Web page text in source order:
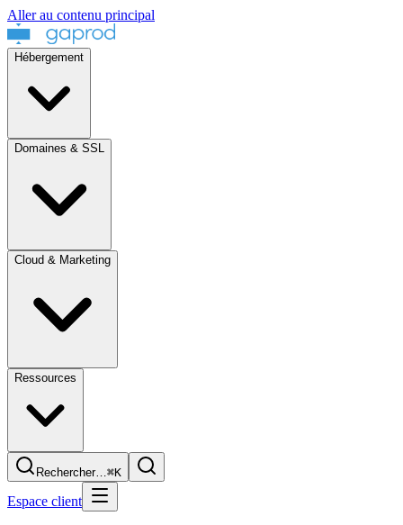
Aller au contenu principal
Hébergement
Domaines & SSL
Cloud & Marketing
Ressources
Rechercher…⌘K
Espace client